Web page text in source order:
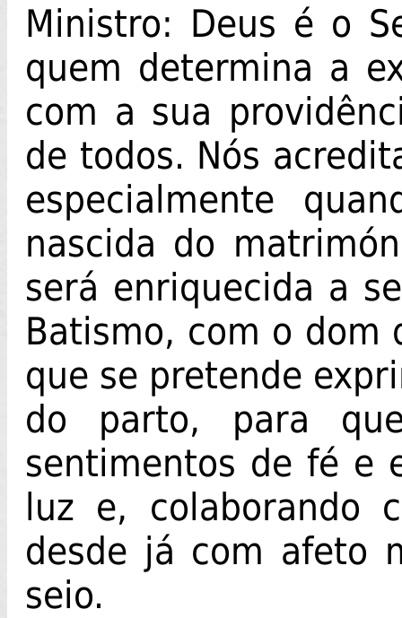
Ministro: Deus é o
quem determina a
com a sua
de todos. Nós
especialmente
nascida do
será enriquecida a
Batismo, com o dom
que se pretende
do parto, para
sentimentos de fé e
luz e, colaborando
desde já com afeto
seio.